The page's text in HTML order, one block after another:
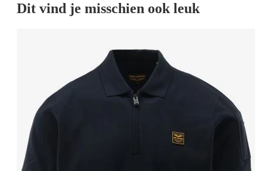
Dit vind je misschien ook leuk